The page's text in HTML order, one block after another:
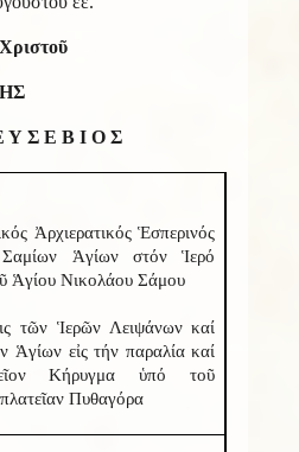
Σ Ε Β Ι Ο Σ
Ἀρχιερατικός Ἑσπερινός
Ἁγίων στόν Ἱερό
Ἁγίου Νικολάου Σάμου
τῶν Ἱερῶν Λειψάνων καί
Ἁγίων εἰς τήν παραλία καί
Κήρυγμα ὑπό τοῦ
Πυθαγόρα